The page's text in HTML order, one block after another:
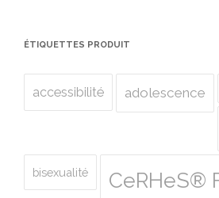
ÉTIQUETTES PRODUIT
accessibilité adolescence
bisexualité CeRHeS®